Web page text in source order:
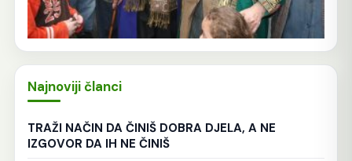
Najnoviji članci
TRAŽI NAČIN DA ČINIŠ DOBRA DJELA, A NE
IZGOVOR DA IH NE ČINIŠ